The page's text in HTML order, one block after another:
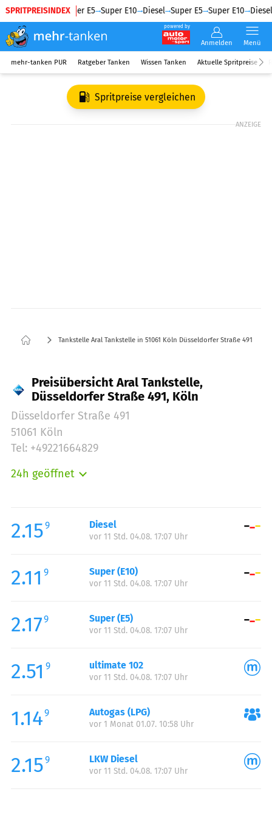
SPRITPREISINDEX
Diesel Super E5 Super E10 Diesel Super E5 Super E10 Diesel
powered by
Anmelden Menü
mehr-tanken PUR Ratgeber Tanken Wissen Tanken Aktuelle Spritpreise
Spritpreise vergleichen
ANZEIGE
Tankstelle Aral Tankstelle in 51061 Köln Düsseldorfer Straße 491
Preisübersicht Aral Tankstelle,
Düsseldorfer Straße 491, Köln
Düsseldorfer Straße 491
51061 Köln
Tel: +49221664829
24h geöffnet
Mittwoch:
00:00-24:00
Donnerstag:
Samstag:
00:00-24:00
Sonntag:
2.159 Diesel
vor 11 Std. 04.08. 17:07 Uhr
2.11 9 Super (E10)
vor 11 Std. 04.08. 17:07 Uhr
2.179 Super (E5)
vor 11 Std. 04.08. 17:07 Uhr
2.51 9 ultimate 102
vor 11 Std. 04.08. 17:07 Uhr
1.149 Autogas (LPG)
vor 1 Monat 01.07. 10:58 Uhr
2.159 LKW Diesel
vor 11 Std. 04.08. 17:07 Uhr